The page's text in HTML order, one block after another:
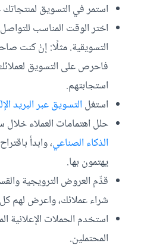
استمر في التسويق
اختر الوقت المناسب
التسويقية. مثلًا: إنْ كنت
فاحرص على التسويق
استجابتهم.
استغلالتسويق عبر البريد
حلل اهتمامات العملاء
الذكاء الصناعي، وابدأ
يهتمون بها.
قدِّم العروض الترويجية
شراء عملائك، واعرض لهم
استخدم الحملات الإعلانية
المحتملين.